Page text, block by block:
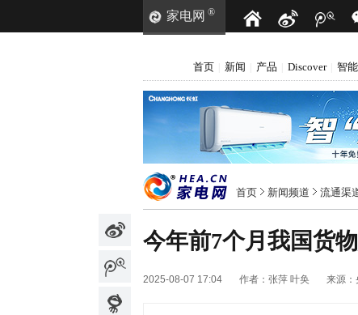
家电网 ®
首页 新闻 产品 Discover 智
首页 新闻频道 流通渠
今年前7个月我国货
2025-08-07 17:04 作者： 张萍 叶奂 来源：